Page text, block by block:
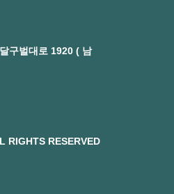
구벌대로 1920 ( 남
RIGHTS RESERVED